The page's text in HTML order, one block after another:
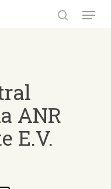
Menu
ANR
E.V.